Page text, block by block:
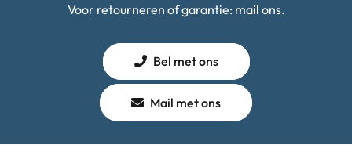
Voor retourneren of garantie: mail ons.
Bel met ons
Mail met ons